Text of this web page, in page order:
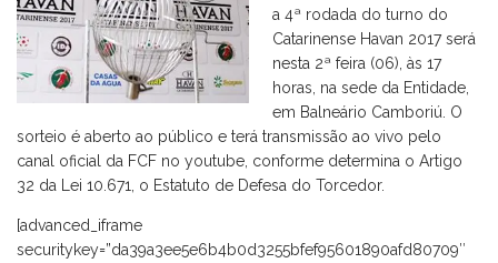
a 4ª rodada do turno do
Catarinense Havan 2017 será
nesta 2ª feira (06), às 17
horas, na sede da Entidade,
em Balneário Camboriú. O
sorteio é aberto ao público e terá transmissão ao vivo pelo
canal oficial da FCF no youtube, conforme determina o Artigo
32 da Lei 10.671, o Estatuto de Defesa do Torcedor.
[advanced_iframe
securitykey=”da39a3ee5e6b4b0d3255bfef95601890afd80709″